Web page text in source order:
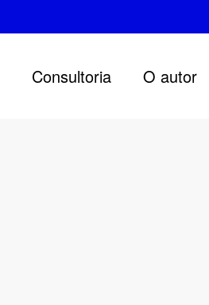
Consultoria O autor